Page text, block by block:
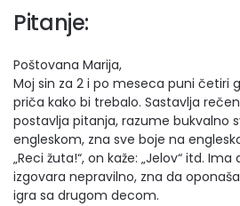
Pitanje:
Poštovana Marija,
Moj sin za 2 i po meseca puni četiri
priča kako bi trebalo. Sastavlja
postavlja pitanja, razume bukvalno
engleskom, zna sve boje na
„Reci žuta!“, on kaže: „Jelov“ itd.
izgovara nepravilno, zna da
igra sa drugom decom.